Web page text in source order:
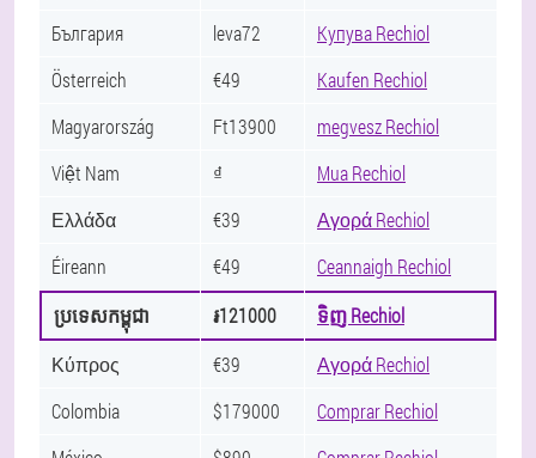
България
leva72
Купува Rechiol
Österreich
€49
Kaufen Rechiol
Magyarország
Ft13900
megvesz Rechiol
Việt Nam
₫
Mua Rechiol
Ελλάδα
€39
Αγορά Rechiol
Éireann
€49
Ceannaigh Rechiol
ប្រទេសកម្ពុជា
៛121000
ទិញ Rechiol
Κύπρος
€39
Αγορά Rechiol
Colombia
$179000
Comprar Rechiol